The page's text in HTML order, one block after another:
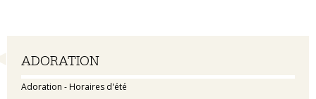
Navigation
ADORATION
Adoration - Horaires d'été